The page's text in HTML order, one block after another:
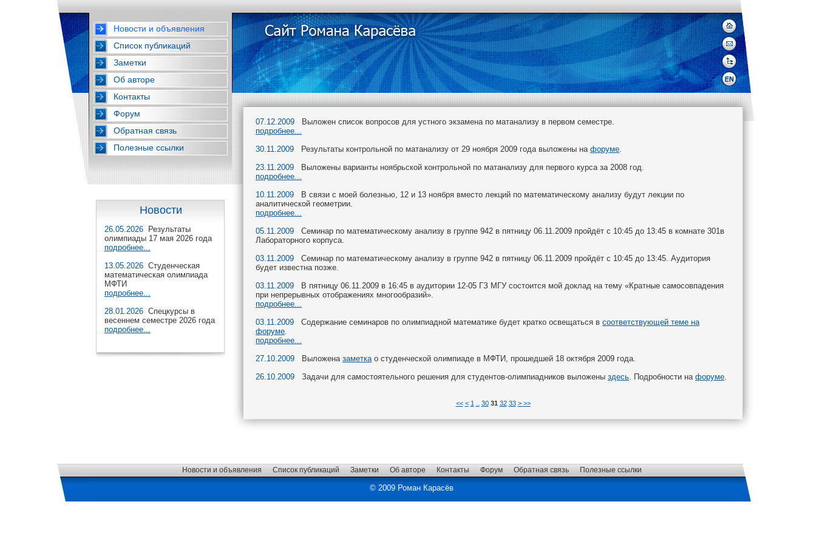
Новости и объявления
Список публикаций
Заметки
Об авторе
Контакты
Форум
Обратная связь
Полезные ссылки
Новости
26.05.2026 Результаты
олимпиады 17 мая 2026 года
подробнее...
13.05.2026 Студенческая
математическая олимпиада
МФТИ
подробнее...
28.01.2026 Спецкурсы в
весеннем семестре 2026 года
подробнее...
07.12.2009 Выложен список вопросов для устного экзамена по матанализу в первом семестре.
подробнее...
30.11.2009 Результаты контрольной по матанализу от 29 ноября 2009 года выложены на форуме.
23.11.2009 Выложены варианты ноябрьской контрольной по матанализу для первого курса за 2008 год.
подробнее...
10.11.2009 В связи с моей болезнью, 12 и 13 ноября вместо лекций по математическому анализу будут лекции по
аналитической геометрии.
подробнее...
05.11.2009 Семинар по математическому анализу в группе 942 в пятницу 06.11.2009 пройдёт с 10:45 до 13:45 в комнате 301в
Лабораторного корпуса.
03.11.2009 Семинар по математическому анализу в группе 942 в пятницу 06.11.2009 пройдёт с 10:45 до 13:45. Аудитория
будет известна позже.
03.11.2009 В пятницу 06.11.2009 в 16:45 в аудитории 12-05 ГЗ МГУ состоится мой доклад на тему «Кратные самосовпадения
при непрерывных отображениях многообразий».
подробнее...
03.11.2009 Содержание семинаров по олимпиадной математике будет кратко освещаться в соответствующей теме на
форуме.
подробнее...
27.10.2009 Выложена заметкао студенческой олимпиаде в МФТИ, прошедшей 18 октября 2009 года.
26.10.2009 Задачи для самостоятельного решения для студентов-олимпиадников выложены здесь. Подробности на форуме.
<< < 1 30 31 32 33 > >>
Новости и объявления Список публикаций Заметки Об авторе Контакты Форум Обратная связь Полезные ссылки
© 2009 Роман Карасёв